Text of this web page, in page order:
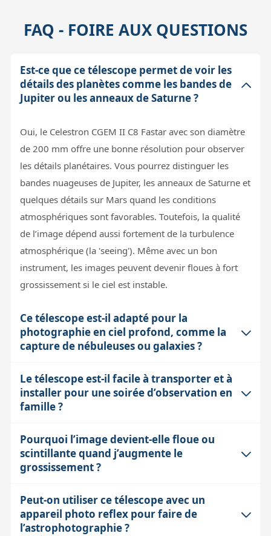
FAQ - FOIRE AUX QUESTIONS
Est-ce que ce télescope permet de voir les
détails des planètes comme les bandes de
Jupiter ou les anneaux de Saturne ?
Oui, le Celestron CGEM II C8 Fastar avec son diamètre
de 200 mm offre une bonne résolution pour observer
les détails planétaires. Vous pourrez distinguer les
bandes nuageuses de Jupiter, les anneaux de Saturne et
quelques détails sur Mars quand les conditions
atmosphériques sont favorables. Toutefois, la qualité
de l’image dépend aussi fortement de la turbulence
atmosphérique (la 'seeing'). Même avec un bon
instrument, les images peuvent devenir floues à fort
grossissement si le ciel est instable.
Ce télescope est-il adapté pour la
photographie en ciel profond, comme la
capture de nébuleuses ou galaxies ?
Le C8 Fastar est polyvalent et, grâce à sa monture
équatoriale CGEM II avec suivi motorisé et GOTO, il est
capable de supporter l’imagerie longue pose,
mm collecte suffisamment de lumière. Cependant,
pour exploiter pleinement ses capacités, il faut bien
un autoguidage. Le mode Fastar permet aussi une
focale plus courte, utile pour des prises grand champ.
Le compromis reste la taille et le poids qui limitent un
Le télescope est-il facile à transporter et à
installer pour une soirée d’observation en
famille ?
Le tube optique de 200 mm est relativement compact,
mais la monture CGEM II, bien que robuste, pèse
environ 12 kg, ce qui demande un peu d’effort pour le
compacte, mais il faut bien organiser le rangement. Le
montage nécessite une mise en station équatoriale, qui
Pourquoi l’image devient-elle floue ou
scintillante quand j’augmente le
grossissement ?
Au-delà d’un certain grossissement, la turbulence
atmosphérique limite la netteté de l’image. Ce
Peut-on utiliser ce télescope avec un
appareil photo reflex pour faire de
l’astrophotographie ?